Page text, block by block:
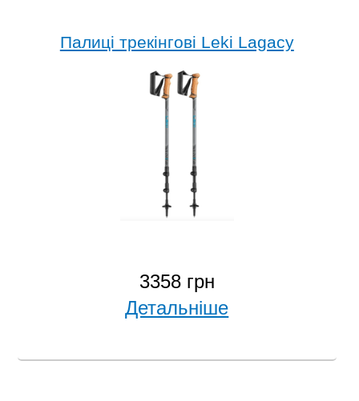
Палиці трекінгові Leki Lagacy
3358 грн
Детальніше